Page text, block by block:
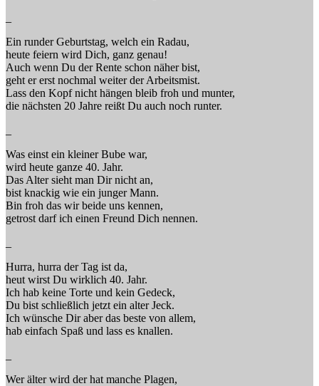
Ein runder Geburtstag, welch ein Radau,
heute feiern wird Dich, ganz genau!
Auch wenn Du der Rente schon näher bist,
geht er erst nochmal weiter der Arbeitsmist.
Lass den Kopf nicht hängen bleib froh und munter,
die nächsten 20 Jahre reißt Du auch noch runter.
Was einst ein kleiner Bube war,
wird heute ganze 40. Jahr.
Das Alter sieht man Dir nicht an,
bist knackig wie ein junger Mann.
Bin froh das wir beide uns kennen,
getrost darf ich einen Freund Dich nennen.
Hurra, hurra der Tag ist da,
heut wirst Du wirklich 40. Jahr.
Ich hab keine Torte und kein Gedeck,
Du bist schließlich jetzt ein alter Jeck.
Ich wünsche Dir aber das beste von allem,
hab einfach Spaß und lass es knallen.
Wer älter wird der hat manche Plagen,